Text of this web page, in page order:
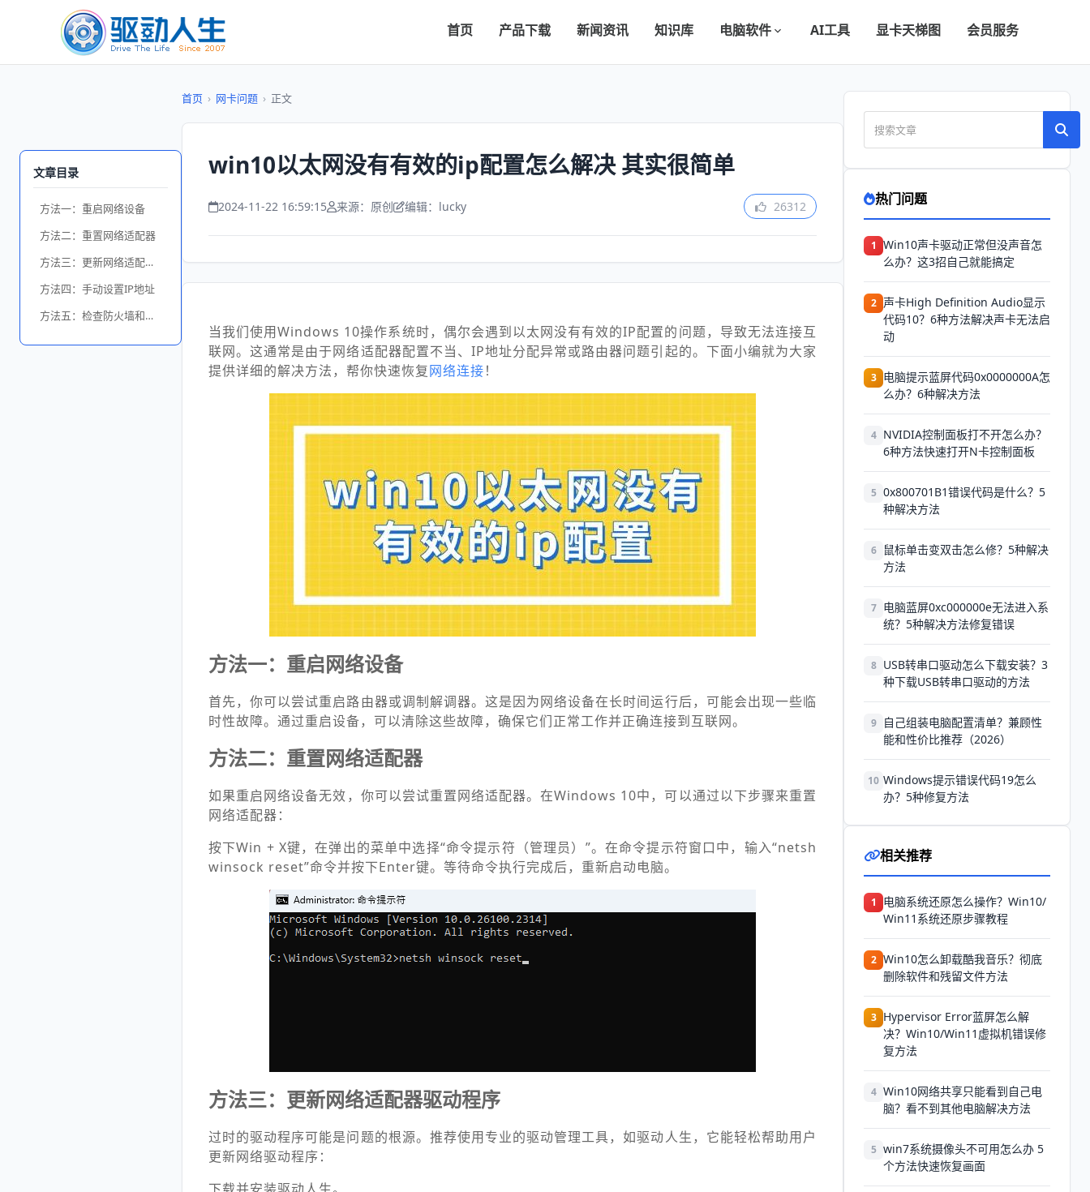
首页 产品下载 新闻资讯 知识库 电脑软件 AI工具 显卡天梯图 会员服务
文章目录
方法一：重启网络设备
方法二：重置网络适配器
方法三：更新网络适配器驱动程序
方法四：手动设置IP地址
方法五：检查防火墙和杀毒软件
首页 › 网卡问题 › 正文
win10以太网没有有效的ip配置怎么解决 其实很简单
2024-11-22 16:59:15 来源：原创 编辑：lucky 26312
当我们使用Windows 10操作系统时，偶尔会遇到以太网没有有效的IP配置的问题，导致无法连接互
联网。这通常是由于网络适配器配置不当、IP地址分配异常或路由器问题引起的。下面小编就为大家
提供详细的解决方法，帮你快速恢复网络连接！
方法一：重启网络设备
首先，你可以尝试重启路由器或调制解调器。这是因为网络设备在长时间运行后，可能会出现一些临
时性故障。通过重启设备，可以清除这些故障，确保它们正常工作并正确连接到互联网。
方法二：重置网络适配器
如果重启网络设备无效，你可以尝试重置网络适配器。在Windows 10中，可以通过以下步骤来重置
网络适配器：
按下Win + X键，在弹出的菜单中选择“命令提示符（管理员）”。在命令提示符窗口中，输入“netsh
winsock reset”命令并按下Enter键。等待命令执行完成后，重新启动电脑。
方法三：更新网络适配器驱动程序
过时的驱动程序可能是问题的根源。推荐使用专业的驱动管理工具，如驱动人生，它能轻松帮助用户
更新网络驱动程序：
热门问题
1 Win10声卡驱动正常但没声音怎
么办？这3招自己就能搞定
2 声卡High Definition Audio显示
代码10？6种方法解决声卡无法启
动
3 电脑提示蓝屏代码0x0000000A怎
么办？6种解决方法
4 NVIDIA控制面板打不开怎么办？
6种方法快速打开N卡控制面板
5 0x800701B1错误代码是什么？5
种解决方法
6
鼠标单击变双击怎么修？5种解决
方法
7 电脑蓝屏0xc000000e无法进入系
统？5种解决方法修复错误
8 USB转串口驱动怎么下载安装？3
种下载USB转串口驱动的方法
9
自己组装电脑配置清单？兼顾性
能和性价比推荐（2026）
10 Windows提示错误代码19怎么
办？5种修复方法
相关推荐
1
电脑系统还原怎么操作？Win10/
Win11系统还原步骤教程
2 Win10怎么卸载酷我音乐？彻底
删除软件和残留文件方法
3 Hypervisor Error蓝屏怎么解
决？Win10/Win11虚拟机错误修
复方法
4 Win10网络共享只能看到自己电
脑？看不到其他电脑解决方法
5 win7系统摄像头不可用怎么办 5
个方法快速恢复画面